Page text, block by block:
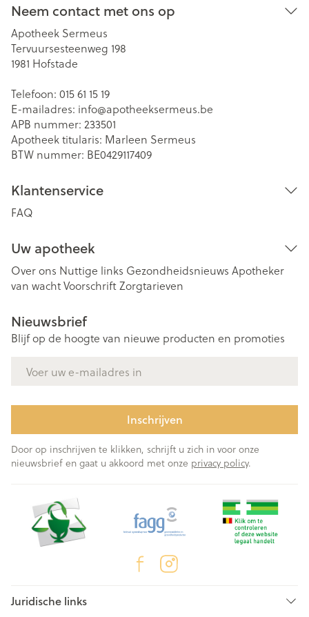
Neem contact met ons op
Apotheek Sermeus
Tervuursesteenweg 198
1981 Hofstade
Telefoon: 015 61 15 19
E-mailadres: info@apotheeksermeus.be
APB nummer: 233501
Apotheek titularis: Marleen Sermeus
BTW nummer: BE0429117409
Klantenservice
FAQ
Uw apotheek
Over ons Nuttige links Gezondheidsnieuws Apotheker
van wachtVoorschriftZorgtarieven
Nieuwsbrief
Blijf op de hoogte van nieuwe producten en promoties
Inschrijven
Door op inschrijven te klikken, schrijft u zich in voor onze
nieuwsbrief en gaat u akkoord met onze privacy policy.
Juridische links